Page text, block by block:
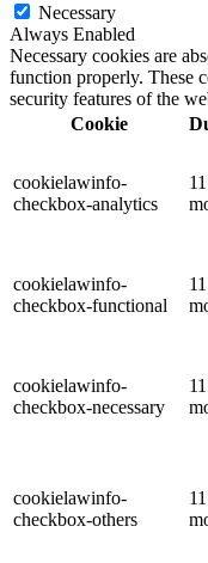
Necessary
Always Enabled
Necessary cookies are
function properly. These
security features of the
Cookie
cookielawinfo-
checkbox-analytics
11
cookielawinfo-
checkbox-functional
11
cookielawinfo-
checkbox-necessary
11
cookielawinfo-
checkbox-others
11